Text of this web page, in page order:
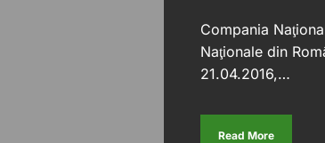
Compania
Naţionale din
21.04.2016,…
Read More